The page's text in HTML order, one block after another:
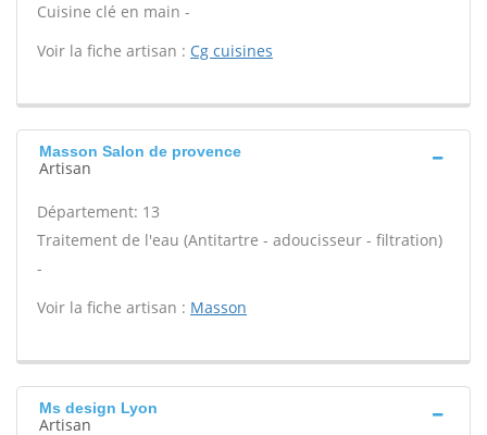
Cuisine clé en main -
Voir la fiche artisan : Cg cuisines
Masson Salon de provence
Artisan
Département: 13
Traitement de l'eau (Antitartre - adoucisseur - filtration)
-
Voir la fiche artisan : Masson
Ms design Lyon
Artisan